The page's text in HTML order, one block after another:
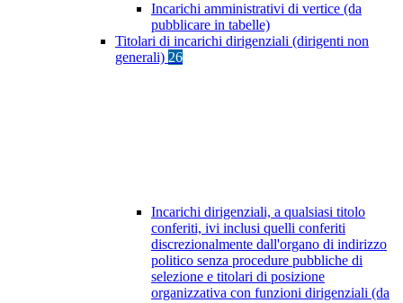
Incarichi amministrativi di vertice (da
pubblicare in tabelle)
Titolari di incarichi dirigenziali (dirigenti non
generali) 26
Incarichi dirigenziali, a qualsiasi titolo
conferiti, ivi inclusi quelli conferiti
discrezionalmente dall'organo di indirizzo
politico senza procedure pubbliche di
selezione e titolari di posizione
organizzativa con funzioni dirigenziali (da